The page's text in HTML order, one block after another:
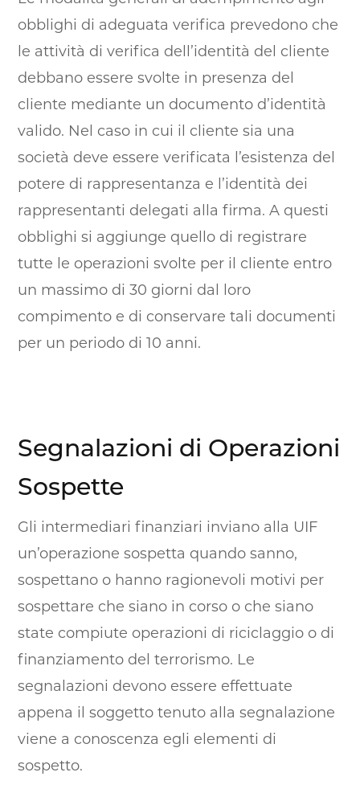
obblighi di adeguata verifica prevedono che
le attività di verifica dell’identità del cliente
debbano essere svolte in presenza del
cliente mediante un documento d’identità
valido. Nel caso in cui il cliente sia una
società deve essere verificata l’esistenza del
potere di rappresentanza e l’identità dei
rappresentanti delegati alla firma. A questi
obblighi si aggiunge quello di registrare
tutte le operazioni svolte per il cliente entro
un massimo di 30 giorni dal loro
compimento e di conservare tali documenti
per un periodo di 10 anni.
Segnalazioni di Operazioni
Sospette
Gli intermediari finanziari inviano alla UIF
un’operazione sospetta quando sanno,
sospettano o hanno ragionevoli motivi per
sospettare che siano in corso o che siano
state compiute operazioni di riciclaggio o di
finanziamento del terrorismo. Le
segnalazioni devono essere effettuate
appena il soggetto tenuto alla segnalazione
viene a conoscenza egli elementi di
sospetto.